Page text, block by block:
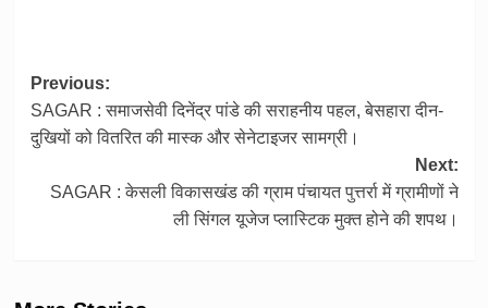
Post
navigation
Previous:
SAGAR : समाजसेवी दिनेंद्र पांडे की सराहनीय पहल, बेसहारा दीन-
दुखियों को वितरित की मास्क और सेनेटाइजर सामग्री।
Next:
SAGAR : केसली विकासखंड की ग्राम पंचायत पुत्तर्रा में ग्रामीणों ने
ली सिंगल यूजेज प्लास्टिक मुक्त होने की शपथ।